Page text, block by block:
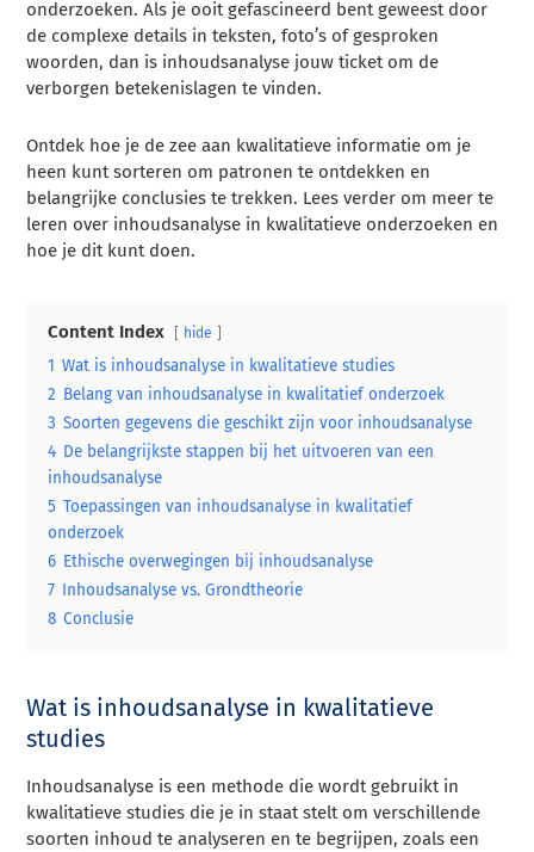
onderzoeken. Als je ooit gefascineerd bent geweest door
de complexe details in teksten, foto’s of gesproken
woorden, dan is inhoudsanalyse jouw ticket om de
verborgen betekenislagen te vinden.
Ontdek hoe je de zee aan kwalitatieve informatie om je
heen kunt sorteren om patronen te ontdekken en
belangrijke conclusies te trekken. Lees verder om meer te
leren over inhoudsanalyse in kwalitatieve onderzoeken en
hoe je dit kunt doen.
Content Index hide
1 Wat is inhoudsanalyse in kwalitatieve studies
2 Belang van inhoudsanalyse in kwalitatief onderzoek
3 Soorten gegevens die geschikt zijn voor inhoudsanalyse
4 De belangrijkste stappen bij het uitvoeren van een
inhoudsanalyse
5 Toepassingen van inhoudsanalyse in kwalitatief
onderzoek
6 Ethische overwegingen bij inhoudsanalyse
7 Inhoudsanalyse vs. Grondtheorie
8 Conclusie
Wat is inhoudsanalyse in kwalitatieve
studies
Inhoudsanalyse is een methode die wordt gebruikt in
kwalitatieve studies die je in staat stelt om verschillende
soorten inhoud te analyseren en te begrijpen, zoals een